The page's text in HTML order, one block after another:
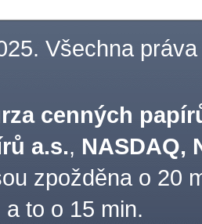
Všechna práva
cenných
a.s., NASDAQ,
zpožděna o 20
to o 15 min.